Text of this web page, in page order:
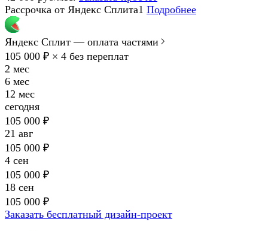
Рассрочка от Яндекс Сплита1 Подробнее
Яндекс Сплит — оплата частями
105 000 ₽ × 4 без переплат
2 мес
6 мес
12 мес
сегодня
105 000 ₽
21 авг
105 000 ₽
4 сен
105 000 ₽
18 сен
105 000 ₽
Заказать бесплатный дизайн-проект